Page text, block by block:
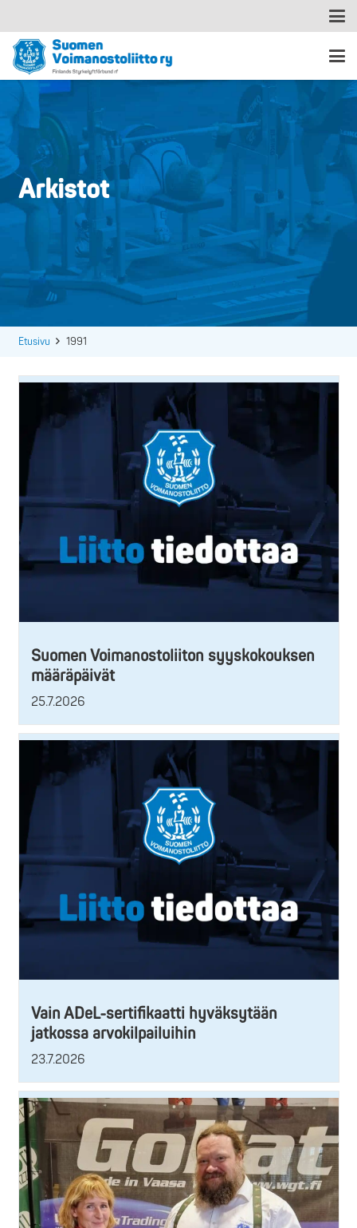
Arkistot
Etusivu 1991
Suomen Voimanostoliiton syyskokouksen
määräpäivät
25.7.2026
Vain ADeL-sertifikaatti hyväksytään
jatkossa arvokilpailuihin
23.7.2026